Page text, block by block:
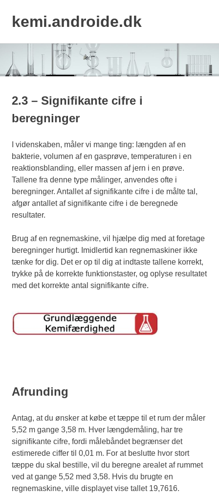
content
kemi.androide.dk
2.3 – Signifikante cifre i
beregninger
I videnskaben, måler vi mange ting: længden af en
bakterie, volumen af en gasprøve, temperaturen i en
reaktionsblanding, eller massen af jern i en prøve.
Tallene fra denne type målinger, anvendes ofte i
beregninger. Antallet af signifikante cifre i de målte tal,
afgør antallet af signifikante cifre i de beregnede
resultater.
Brug af en regnemaskine, vil hjælpe dig med at foretage
beregninger hurtigt. Imidlertid kan regnemaskiner ikke
tænke for dig. Det er op til dig at indtaste tallene korrekt,
trykke på de korrekte funktionstaster, og oplyse resultatet
med det korrekte antal signifikante cifre.
Afrunding
Antag, at du ønsker at købe et tæppe til et rum der måler
5,52 m gange 3,58 m. Hver længdemåling, har tre
signifikante cifre, fordi målebåndet begrænser det
estimerede ciffer til 0,01 m. For at beslutte hvor stort
tæppe du skal bestille, vil du beregne arealet af rummet
ved at gange 5,52 med 3,58. Hvis du brugte en
regnemaskine, ville displayet vise tallet 19,7616.